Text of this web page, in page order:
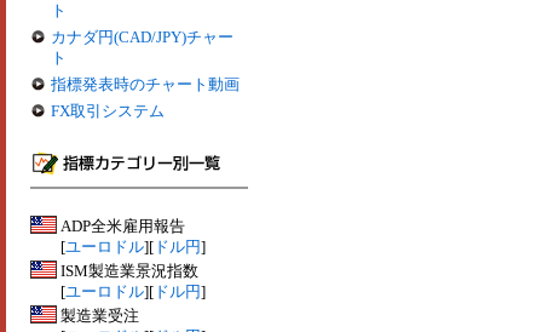
ト
カナダ円(CAD/JPY)チャー
ト
指標発表時のチャート動画
FX取引システム
ADP全米雇用報告
[ユーロドル][ ドル円]
ISM製造業景況指数
[ユーロドル][ ドル円]
製造業受注